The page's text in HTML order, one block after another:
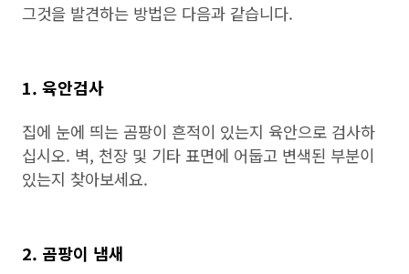
그것을 발견하는 방법은 다음과 같습니다.
1. 육안검사
집에 눈에 띄는 곰팡이 흔적이 있는지 육안으로 검사하
십시오. 벽, 천장 및 기타 표면에 어둡고 변색된 부분이
있는지 찾아보세요.
2. 곰팡이 냄새